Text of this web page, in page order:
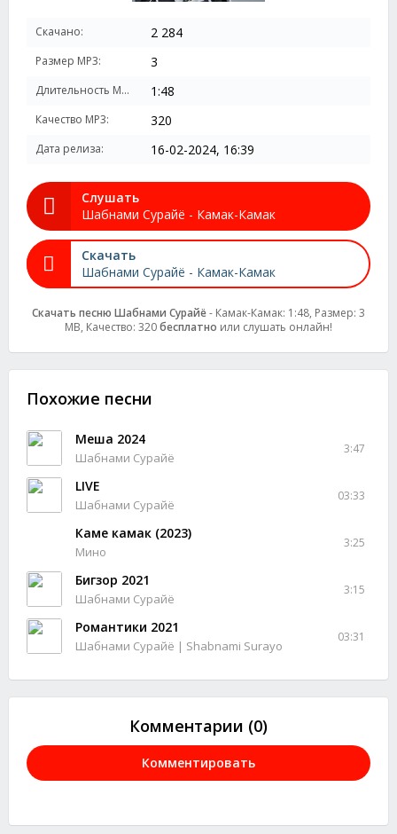
Скачано: 2 284
Размер MP3: 3
Длительность MP3: 1:48
Качество MP3: 320
Дата релиза: 16-02-2024, 16:39
Слушать
Шабнами Сурайё - Камак-Камак
Скачать
Шабнами Сурайё - Камак-Камак
Скачать песню Шабнами Сурайё- Камак-Камак: 1:48, Размер: 3
MB, Качество: 320бесплатно или слушать онлайн!
Похожие песни
Меша 2024
Шабнами Сурайё
3:47
LIVE
Шабнами Сурайё
03:33
Каме камак (2023)
Мино
3:25
Бигзор 2021
Шабнами Сурайё
3:15
Романтики 2021
Шабнами Сурайё | Shabnami Surayo
03:31
Комментарии (0)
Комментировать